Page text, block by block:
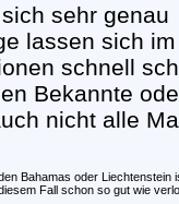
sehr genau
lassen sich
schnell
Bekannte
nicht alle
Bahamas oder
Fall schon so gut wie